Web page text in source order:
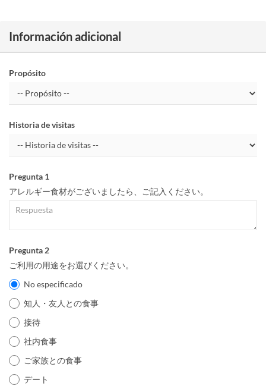
Información adicional
Propósito
Historia de visitas
Pregunta 1
アレルギー食材がございましたら、ご記入ください。
Pregunta 2
ご利用の用途をお選びください。
No especificado
知人・友人との食事
接待
社内食事
ご家族との食事
デート